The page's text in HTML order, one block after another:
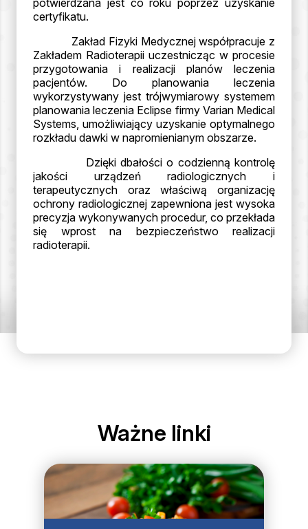
potwierdzana jest co roku poprzez uzyskanie
certyfikatu.
Zakład Fizyki Medycznej współpracuje z
Zakładem Radioterapii uczestnicząc w procesie
przygotowania i realizacji planów leczenia
pacjentów. Do planowania leczenia
wykorzystywany jest trójwymiarowy systemem
planowania leczenia Eclipse firmy Varian Medical
Systems, umożliwiający uzyskanie optymalnego
rozkładu dawki w napromienianym obszarze.
Dzięki dbałości o codzienną kontrolę
jakości urządzeń radiologicznych i
terapeutycznych oraz właściwą organizację
ochrony radiologicznej zapewniona jest wysoka
precyzja wykonywanych procedur, co przekłada
się wprost na bezpieczeństwo realizacji
radioterapii.
Ważne linki